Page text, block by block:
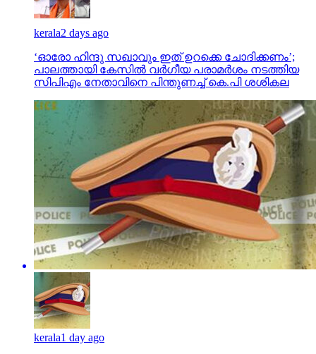
kerala2 days ago
‘ഓരോ ഹിന്ദു സഖാവും ഇത് ഉറക്കെ ചോദിക്കണം’;
പാലത്തായി കേസിൽ വർഗീയ പരാമർശം നടത്തിയ
സിപിഎം നേതാവിനെ പിന്തുണച്ച് കെ.പി ശശികല
kerala1 day ago